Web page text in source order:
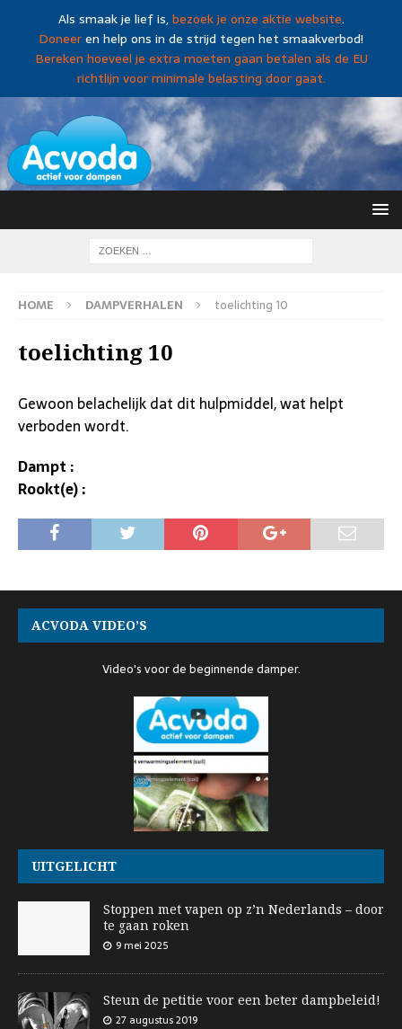
Als smaak je lief is,bezoek je onze aktie website.
Doneeren help ons in de strijd tegen het smaakverbod!
Bereken hoeveel je extra moeten gaan betalen als de EU
richtlijn voor minimale belasting door gaat.
HOME DAMPVERHALEN toelichting 10
toelichting 10
Gewoon belachelijk dat dit hulpmiddel, wat helpt
verboden wordt.
Dampt :
Rookt(e) :
ACVODA VIDEO’S
Video's voor de beginnende damper.
UITGELICHT
Stoppen met vapen op z’n Nederlands – door
te gaan roken
9 mei 2025
Steun de petitie voor een beter dampbeleid!
27 augustus 2019